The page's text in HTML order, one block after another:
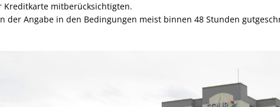
Kreditkarte mitberücksichtigten.
der Angabe in den Bedingungen meist binnen 48 Stunden